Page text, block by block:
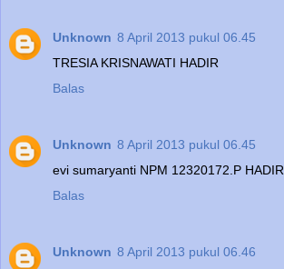
Unknown 8 April 2013 pukul 06.45
TRESIA KRISNAWATI HADIR
Balas
Unknown 8 April 2013 pukul 06.45
evi sumaryanti NPM 12320172.P HADIR
Balas
Unknown 8 April 2013 pukul 06.46